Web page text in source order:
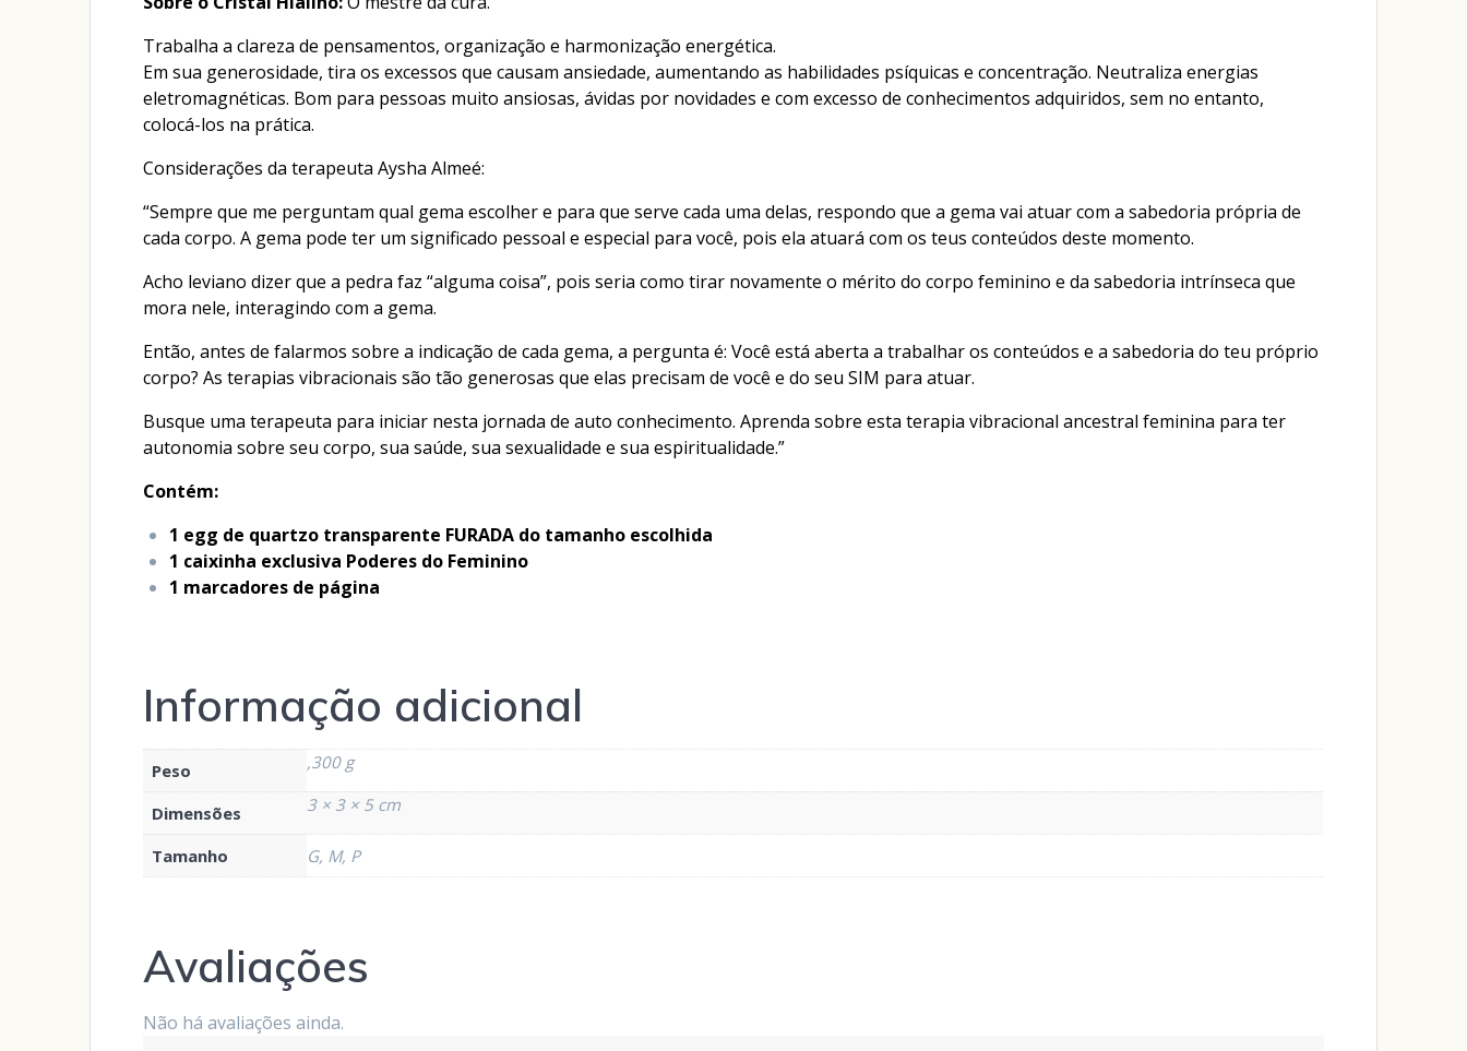
Trabalha a clareza de pensamentos, organização e harmonização energética.
Em sua generosidade, tira os excessos que causam ansiedade, aumentando as habilidades psíquicas e concentração. Neutraliza energias
eletromagnéticas. Bom para pessoas muito ansiosas, ávidas por novidades e com excesso de conhecimentos adquiridos, sem no entanto,
colocá-los na prática.
Considerações da terapeuta Aysha Almeé:
“Sempre que me perguntam qual gema escolher e para que serve cada uma delas, respondo que a gema vai atuar com a sabedoria própria de
cada corpo. A gema pode ter um significado pessoal e especial para você, pois ela atuará com os teus conteúdos deste momento.
Acho leviano dizer que a pedra faz “alguma coisa”, pois seria como tirar novamente o mérito do corpo feminino e da sabedoria intrínseca que
mora nele, interagindo com a gema.
Então, antes de falarmos sobre a indicação de cada gema, a pergunta é: Você está aberta a trabalhar os conteúdos e a sabedoria do teu próprio
corpo? As terapias vibracionais são tão generosas que elas precisam de você e do seu SIM para atuar.
Busque uma terapeuta para iniciar nesta jornada de auto conhecimento. Aprenda sobre esta terapia vibracional ancestral feminina para ter
autonomia sobre seu corpo, sua saúde, sua sexualidade e sua espiritualidade.”
Contém:
1 egg de quartzo transparente FURADA do tamanho escolhida
1 caixinha exclusiva Poderes do Feminino
1 marcadores de página
Informação adicional
Peso ,300 g
Dimensões 3 × 3 × 5 cm
Tamanho G, M, P
Avaliações
Não há avaliações ainda.